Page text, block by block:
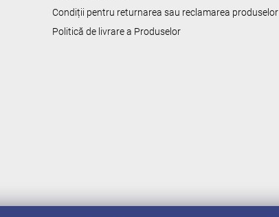
Condiții pentru returnarea sau reclamarea produselor
Politică de livrare a Produselor